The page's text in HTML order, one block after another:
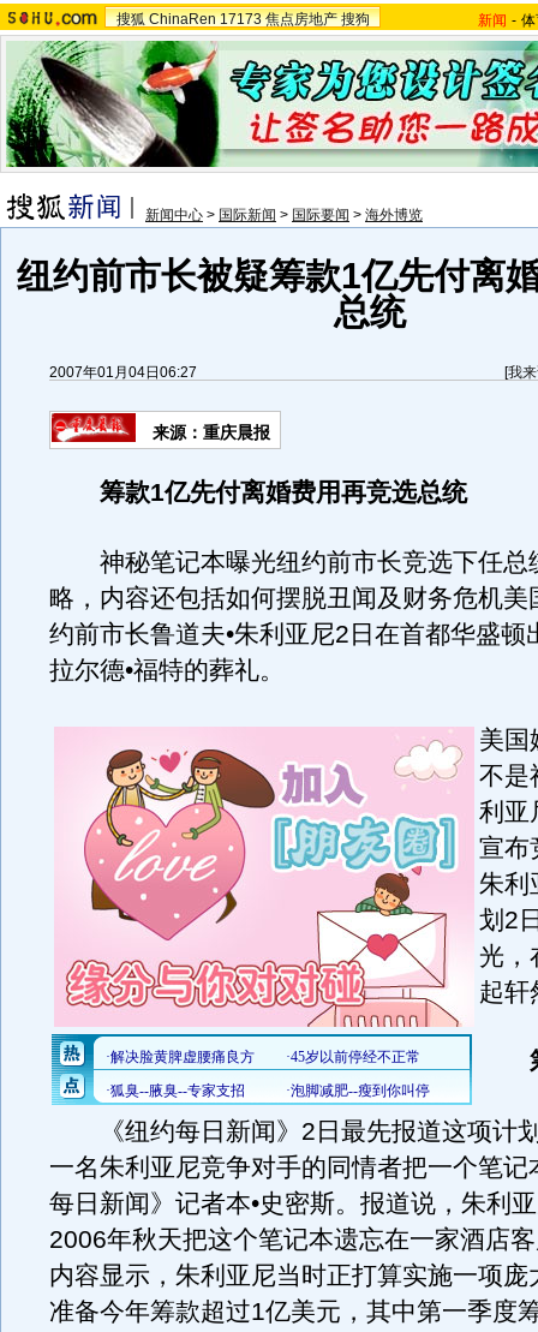
搜狐 ChinaRen 17173 焦点房地产 搜狗 新闻 -
新闻中心 > 国际新闻 > 国际要闻 > 海外博览
纽约前市长被疑筹款1亿先付离
总统
2007年01月04日06:27 [我
来源：重庆晨报
筹款1亿先付离婚费用再竞选总统
神秘笔记本曝光纽约前市长竞选下任总
略，内容还包括如何摆脱丑闻及财务危机美
约前市长鲁道夫•朱利亚尼2日在首都华盛顿
拉尔德•福特的葬礼。
美国
不是
利亚
宣布
朱利
划2
光，
起轩
筹
《纽约每日新闻》2日最先报道这项计
一名朱利亚尼竞争对手的同情者把一个笔记
每日新闻》记者本•史密斯。报道说，朱利
2006年秋天把这个笔记本遗忘在一家酒店
内容显示，朱利亚尼当时正打算实施一项庞
准备今年筹款超过1亿美元，其中第一季度